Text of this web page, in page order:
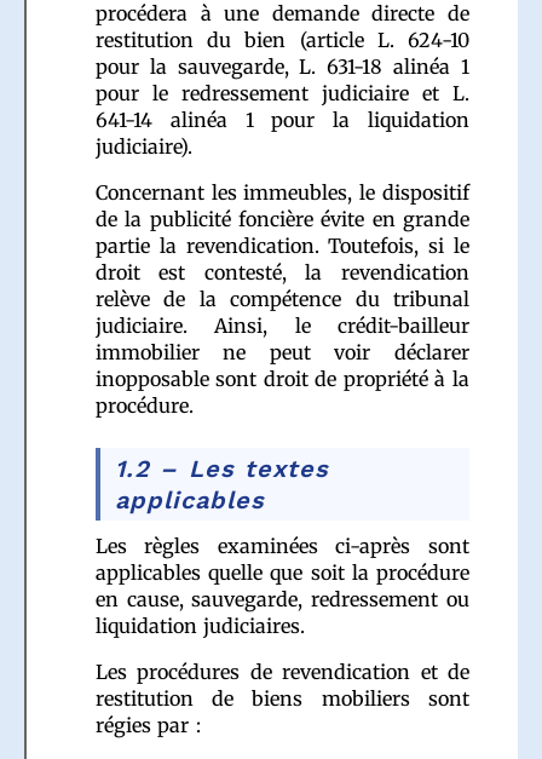
procédera à une demande directe de
restitution du bien (article L. 624-10
pour la sauvegarde, L. 631-18 alinéa 1
pour le redressement judiciaire et L.
641-14 alinéa 1 pour la liquidation
judiciaire).
Concernant les immeubles, le dispositif
de la publicité foncière évite en grande
partie la revendication. Toutefois, si le
droit est contesté, la revendication
relève de la compétence du tribunal
judiciaire. Ainsi, le crédit-bailleur
immobilier ne peut voir déclarer
inopposable sont droit de propriété à la
procédure.
1.2 – Les textes
applicables
Les règles examinées ci-après sont
applicables quelle que soit la procédure
en cause, sauvegarde, redressement ou
liquidation judiciaires.
Les procédures de revendication et de
restitution de biens mobiliers sont
régies par :